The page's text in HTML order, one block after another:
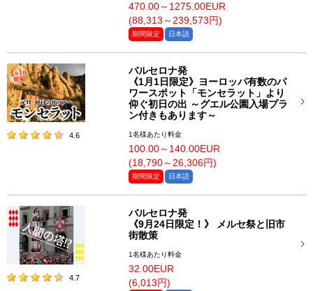
470.00～1275.00EUR
(88,313～239,573円)
期間限定 日本語
4.6
バルセロナ発
《1月1日限定》ヨーロッパ有数のパ
ワースポット「モンセラット」より
仰ぐ初日の出 ～グエル公園入場プラ
ン付きもあります～
1名様あたり料金
100.00～140.00EUR
(18,790～26,306円)
期間限定 日本語
4.7
バルセロナ発
《9月24日限定！》 メルセ祭と旧市
街散策
1名様あたり料金
32.00EUR
(6,013円)